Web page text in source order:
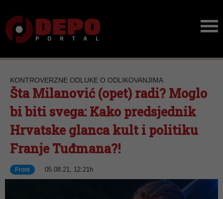
KONTROVERZNE ODLUKE O ODLIKOVANJIMA
Šta Milanović (opet) radi? Moglo
bi biti svega: Kako predsjednik
Hrvatske glanca kult i politiku
Franje Tuđmana?!
Front 05.08.21, 12:21h